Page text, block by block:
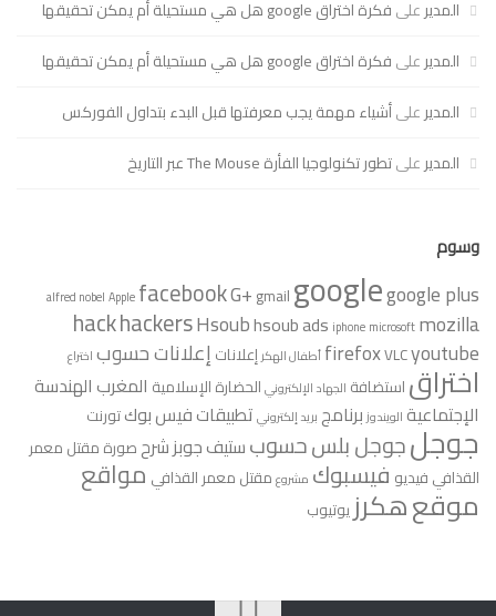
المديرعلىفكرة اختراق google هل هي مستحيلة أم يمكن تحقيقها
المديرعلىفكرة اختراق google هل هي مستحيلة أم يمكن تحقيقها
المديرعلىأشياء مهمة يجب معرفتها قبل البدء بتداول الفوركس
المديرعلىتطور تكنولوجيا الفأرة The Mouse عبر التاريخ
وسوم
alfred nobel ApplefacebookG+gmailgooglegoogle plus
hackhackersHsoubhsoub adsiphone microsoft mozilla
firefoxVLCyoutube أطفال الهكرإعلاناتإعلانات حسوباختراع اختراقاستضافة الجهاد الإلكتروني الحضارة الإسلاميةالمغربالهندسة
الإجتماعيةالويندوزبرنامجبريد إلكتروني تطبيقات فيس بوكتورنت جوجل جوجل بلسحسوبستيف جوبزشرحصورة مقتل معمر
القذافيفيديوفيسبوك مشروعمقتل معمر القذافيمواقع
موقعهكرزيوتيوب